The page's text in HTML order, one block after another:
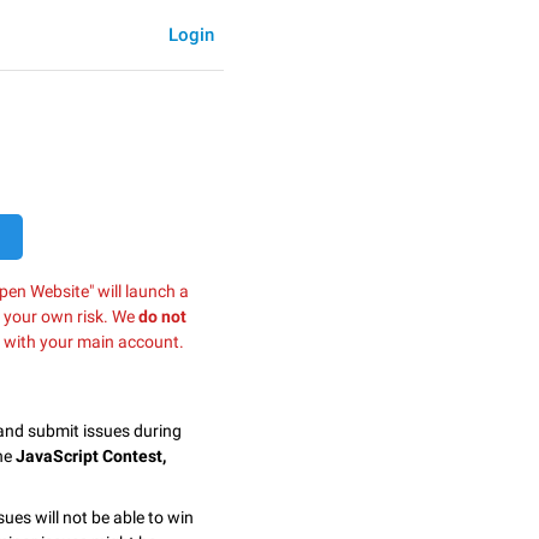
Login
Website" will launch a
own risk. Wedo not
your main account.
submit issues during
JavaScript Contest,
will not be able to win